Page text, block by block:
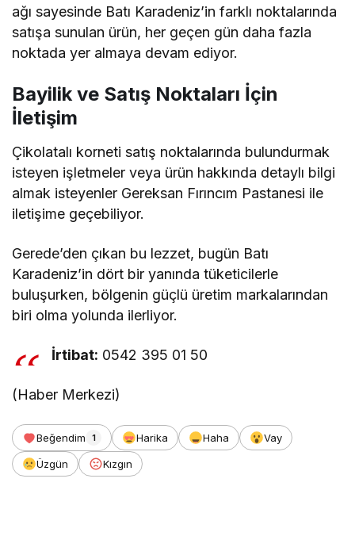
ağı sayesinde Batı Karadeniz’in farklı noktalarında
satışa sunulan ürün, her geçen gün daha fazla
noktada yer almaya devam ediyor.
Bayilik ve Satış Noktaları İçin
İletişim
Çikolatalı korneti satış noktalarında bulundurmak
isteyen işletmeler veya ürün hakkında detaylı bilgi
almak isteyenler Gereksan Fırıncım Pastanesi ile
iletişime geçebiliyor.
Gerede’den çıkan bu lezzet, bugün Batı
Karadeniz’in dört bir yanında tüketicilerle
buluşurken, bölgenin güçlü üretim markalarından
biri olma yolunda ilerliyor.
İrtibat: 0542 395 01 50
(Haber Merkezi)
Beğendim 1 Harika Haha Vay
Üzgün Kızgın